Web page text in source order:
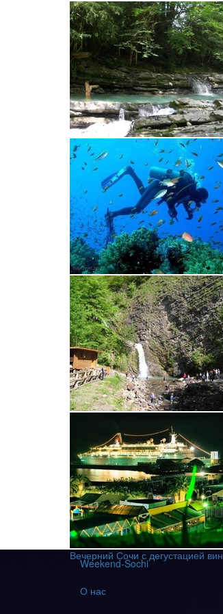
Джиппинг
Корыта
Дайвинг
Вечерний Сочи с дегустацией вин
Weekend-Sochi
О нас